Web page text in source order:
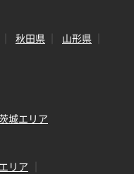
秋田県
山形県
城エリア
リア